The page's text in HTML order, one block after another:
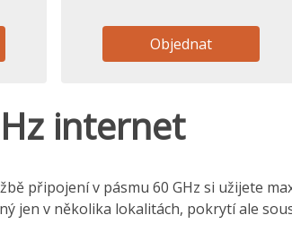
Objednat
internet
připojení v pásmu 60 GHz si užijete
jen v několika lokalitách, pokrytí ale